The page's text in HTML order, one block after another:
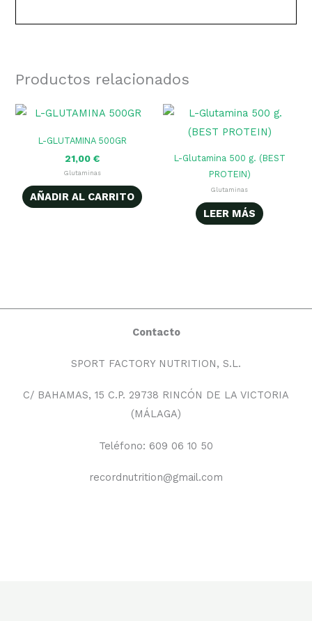
Productos relacionados
L-GLUTAMINA 500GR
21,00€
Glutaminas
AÑADIR AL CARRITO
L-Glutamina 500 g. (BEST
PROTEIN)
Glutaminas
LEER MÁS
Contacto
SPORT FACTORY NUTRITION, S.L.
C/ BAHAMAS, 15 C.P. 29738 RINCÓN DE LA VICTORIA
(MÁLAGA)
Teléfono: 609 06 10 50
recordnutrition@gmail.com